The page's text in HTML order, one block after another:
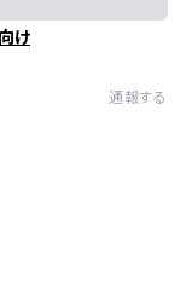
け
通報する